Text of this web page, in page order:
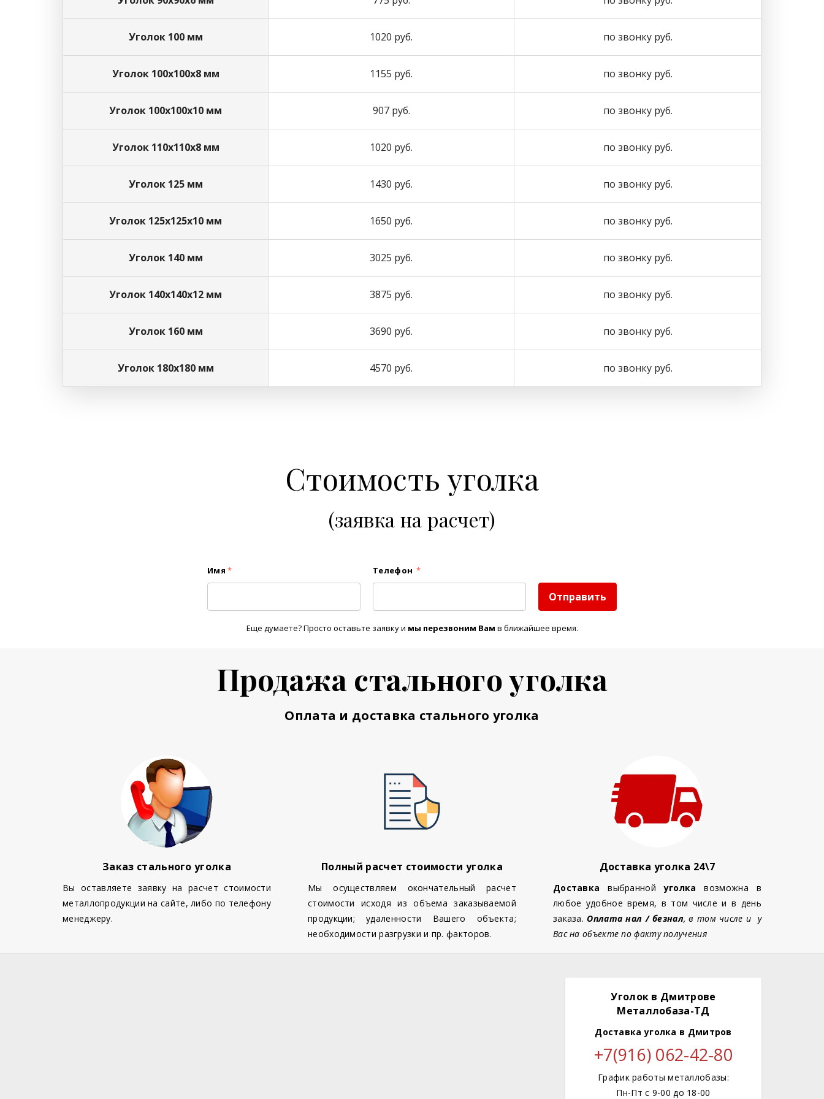
Уголок 100 мм 1020 руб. по звонку руб.
Уголок 100х100х8 мм 1155 руб. по звонку руб.
Уголок 100х100х10 мм 907 руб. по звонку руб.
Уголок 110х110х8 мм 1020 руб. по звонку руб.
Уголок 125 мм 1430 руб. по звонку руб.
Уголок 125х125х10 мм 1650 руб. по звонку руб.
Уголок 140 мм 3025 руб. по звонку руб.
Уголок 140х140х12 мм 3875 руб. по звонку руб.
Уголок 160 мм 3690 руб. по звонку руб.
Уголок 180х180 мм 4570 руб. по звонку руб.
Стоимость уголка
(заявка на расчет)
Имя * Телефон *
Отправить
Еще думаете? Просто оставьте заявку и мы перезвоним Вам в ближайшее время.
Продажа стального уголка
Оплата и доставка стального уголка
Заказ стального уголка
Вы оставляете заявку на расчет стоимости
металлопродукции на сайте, либо по телефону
менеджеру.
Полный расчет стоимости уголка
Мы осуществляем окончательный расчет
стоимости исходя из объема заказываемой
продукции; удаленности Вашего объекта;
необходимости разгрузки и пр. факторов.
Доставка уголка 24\7
Доставка выбраннойуголка возможна в
любое удобное время, в том числе и в день
заказа.Оплата нал / безнал, в том числе и у
Вас на объекте по факту получения
Уголок в Дмитрове
Металлобаза-ТД
Доставка уголка в Дмитров
+7(916) 062-42-80
График работы металлобазы:
Пн-Пт с 9-00 до 18-00